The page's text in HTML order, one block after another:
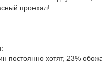
проехал!
постоянно хотят, 23%